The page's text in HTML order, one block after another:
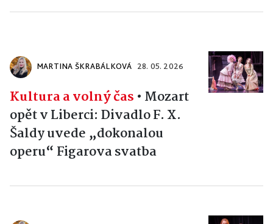
MARTINA ŠKRABÁLKOVÁ 28. 05. 2026
Kultura a volný čas • Mozart
opět v Liberci: Divadlo F. X.
Šaldy uvede „dokonalou
operu“ Figarova svatba